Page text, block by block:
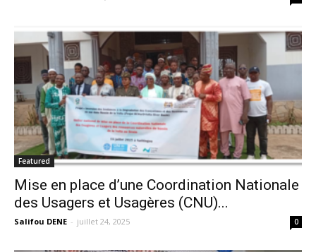
Featured
Mise en place d’une Coordination Nationale
des Usagers et Usagères (CNU)...
Salifou DENE - juillet 24, 2025 0